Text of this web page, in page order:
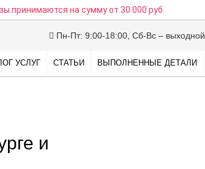
принимаются на суммуот 30 000 руб.
Пн-Пт: 9:00-18:00, Сб-Вс – выходной
УСЛУГ СТАТЬИ ВЫПОЛНЕННЫЕ ДЕТАЛИ
и